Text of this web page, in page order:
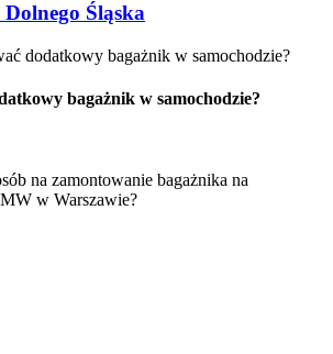
Dolnego Śląska
dodatkowy bagażnik w samochodzie?
bagażnik w samochodzie?
na zamontowanie bagażnika na
w Warszawie?